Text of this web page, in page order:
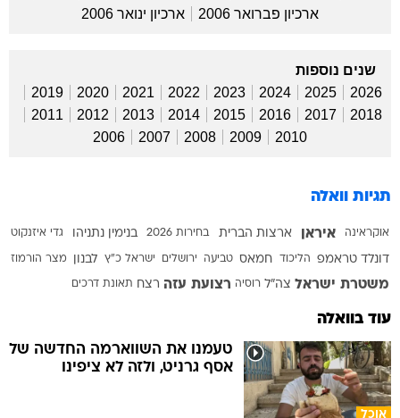
ארכיון פברואר 2006
ארכיון ינואר 2006
שנים נוספות
2026
2025
2024
2023
2022
2021
2020
2019
2018
2017
2016
2015
2014
2013
2012
2011
2010
2009
2008
2007
2006
תגיות וואלה
אוקראינה איראן ארצות הברית בחירות 2026 בנימין נתניהו גדי איזנקוט
דונלד טראמפ הליכוד חמאס טביעה ירושלים ישראל כ"ץ לבנון מצר הורמוז
משטרת ישראל צה"ל רוסיה רצועת עזה רצח תאונת דרכים
עוד בוואלה
אוכל
טעמנו את השווארמה החדשה של
אסף גרניט, ולזה לא ציפינו